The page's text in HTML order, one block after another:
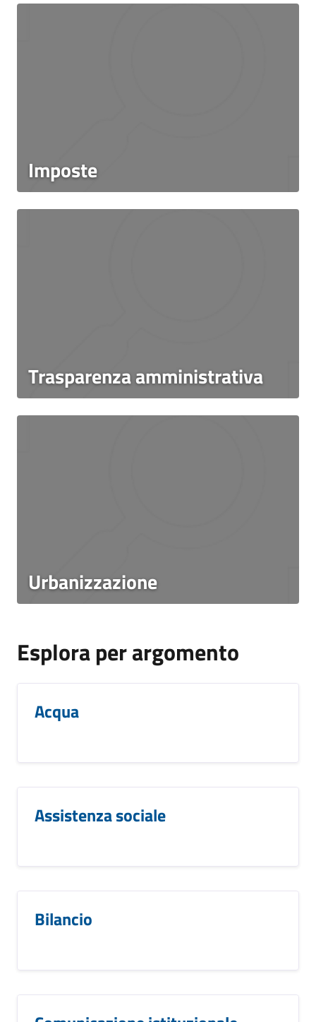
Imposte
Trasparenza amministrativa
Urbanizzazione
Esplora per argomento
Acqua
Assistenza sociale
Bilancio